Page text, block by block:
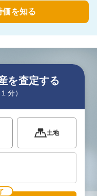
価を知る
を査定する
分）
土地